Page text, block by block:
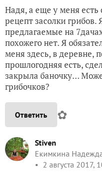
Надя, а еще у меня
рецепт засолки грибов.
предлагаемые на
похожего нет. Я
меня здесь, в деревне,
прошлогодняя есть,
закрыла баночку…
грибочков?
Ответить ✿
Stiven
Екимкина
2 августа 2017,